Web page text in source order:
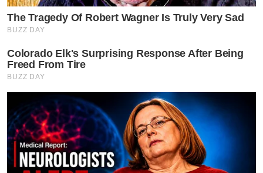
The Tragedy Of Robert Wagner Is Truly Very Sad
BUZZ DAY
Colorado Elk's Surprising Response After Being
Freed From Tire
BUZZ DAY